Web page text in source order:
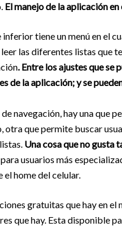
El manejo de la aplicación
tiene un menú en el
las diferentes listas que
. Entre los ajustes que se
de la aplicación; y se
navegación, hay una que
otra que permite buscar
Una cosa que no gusta
usuarios más
home del celular.
gratuitas que hay en
que hay. Esta disponible